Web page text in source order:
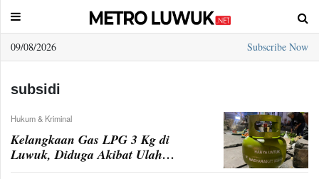
09/08/2026
Subscribe Now
Sample
subsidi
Hukum & Kriminal
Kelangkaan Gas LPG 3 Kg di
Luwuk, Diduga Akibat Ulah
Pengecer Liar